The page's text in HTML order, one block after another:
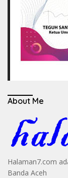
About Me
Halaman7.com
Banda Aceh